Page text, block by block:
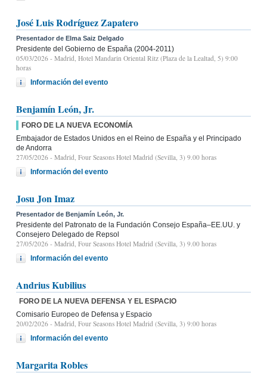
José Luis Rodríguez Zapatero
Presentador de Elma Saiz Delgado
Presidente del Gobierno de España (2004-2011)
05/03/2026 - Madrid, Hotel Mandarin Oriental Ritz (Plaza de la Lealtad, 5) 9:00
horas
Información del evento
Benjamín León, Jr.
FORO DE LA NUEVA ECONOMÍA
Embajador de Estados Unidos en el Reino de España y el Principado
de Andorra
27/05/2026 - Madrid, Four Seasons Hotel Madrid (Sevilla, 3) 9.00 horas
Información del evento
Josu Jon Imaz
Presentador de Benjamín León, Jr.
Presidente del Patronato de la Fundación Consejo España–EE.UU. y
Consejero Delegado de Repsol
27/05/2026 - Madrid, Four Seasons Hotel Madrid (Sevilla, 3) 9.00 horas
Información del evento
Andrius Kubilius
FORO DE LA NUEVA DEFENSA Y EL ESPACIO
Comisario Europeo de Defensa y Espacio
20/02/2026 - Madrid, Four Seasons Hotel Madrid (Sevilla, 3) 9:00 horas
Información del evento
Margarita Robles